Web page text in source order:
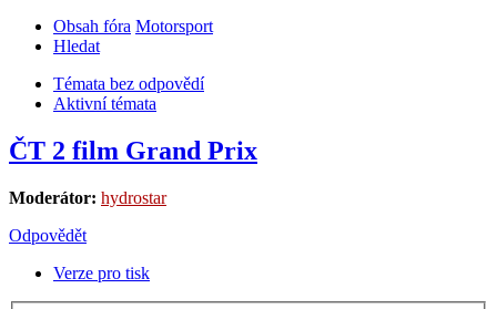
Obsah fóra Motorsport
Hledat
Témata bez odpovědí
Aktivní témata
ČT 2 film Grand Prix
Moderátor: hydrostar
Odpovědět
Verze pro tisk